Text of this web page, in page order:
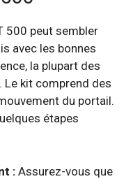
500 peut sembler
avec les bonnes
la plupart des
Le kit comprend des
du portail.
étapes
: Assurez-vous que